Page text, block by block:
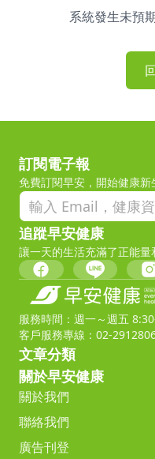
系統發生未預
訂閱電子報
免費訂閱早安，開始健康新
追蹤早安健康
讓一天的生活充滿了正能量
服務時間：週一～週五
客戶服務專線：02-
文章分類
關於早安健康
關於我們
聯絡我們
廣告刊登